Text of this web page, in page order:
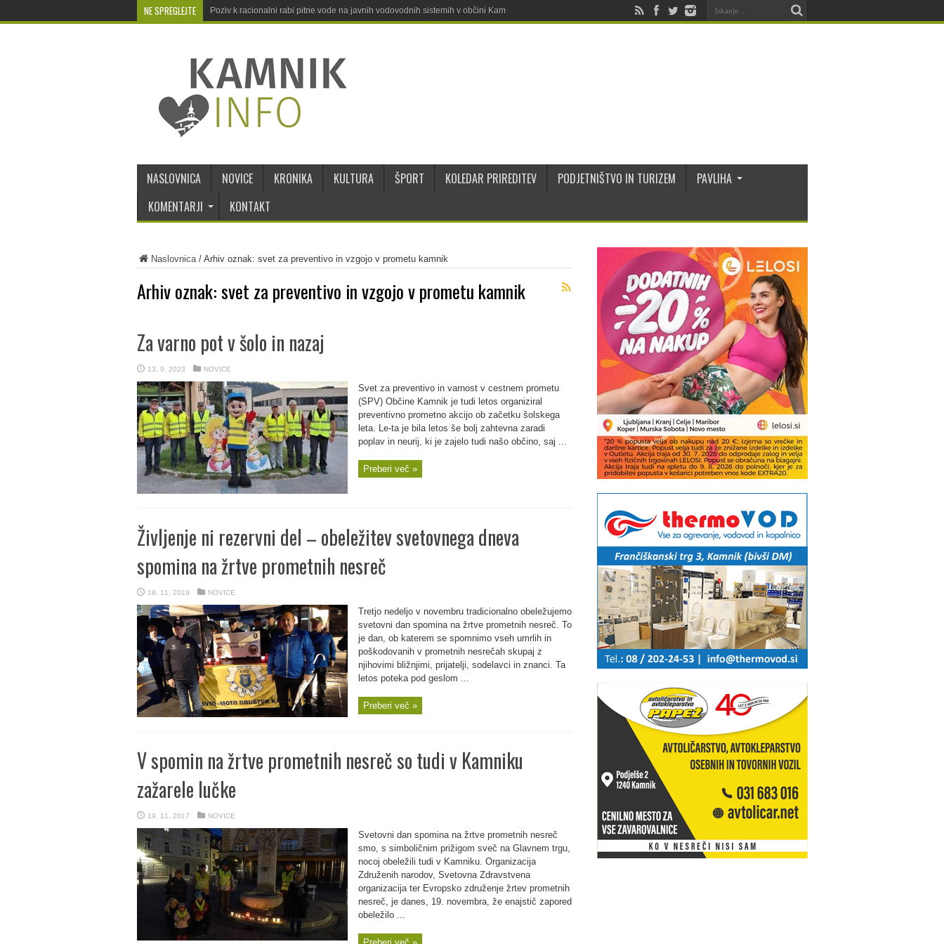
NE SPREGLEJTE Poziv k racionalni rabi pitne vode na javnih vodovodnih sistemih v občini Kamnik
NASLOVNICA NOVICE KRONIKA KULTURA ŠPORT KOLEDAR PRIREDITEV PODJETNIŠTVO IN TURIZEM
PAVLIHA
KOMENTARJI
KONTAKT
Naslovnica/ Arhiv oznak: svet za preventivo in vzgojo v prometu kamnik
Arhiv oznak:svet za preventivo in vzgojo v prometu kamnik
Za varno pot v šolo in nazaj
13. 9. 2023 NOVICE
Svet za preventivo in varnost v cestnem prometu
(SPV) Občine Kamnik je tudi letos organiziral
preventivno prometno akcijo ob začetku šolskega
leta. Le-ta je bila letos še bolj zahtevna zaradi
poplav in neurij, ki je zajelo tudi našo občino, saj ...
Preberi več »
Življenje ni rezervni del – obeležitev svetovnega dneva
spomina na žrtve prometnih nesreč
18. 11. 2019 NOVICE
Tretjo nedeljo v novembru tradicionalno obeležujemo
svetovni dan spomina na žrtve prometnih nesreč. To
je dan, ob katerem se spomnimo vseh umrlih in
poškodovanih v prometnih nesrečah skupaj z
njihovimi bližnjimi, prijatelji, sodelavci in znanci. Ta
letos poteka pod geslom ...
Preberi več »
V spomin na žrtve prometnih nesreč so tudi v Kamniku
zažarele lučke
19. 11. 2017 NOVICE
Svetovni dan spomina na žrtve prometnih nesreč
smo, s simboličnim prižigom sveč na Glavnem trgu,
nocoj obeležili tudi v Kamniku. Organizacija
Združenih narodov, Svetovna Zdravstvena
organizacija ter Evropsko združenje žrtev prometnih
nesreč, je danes, 19. novembra, že enajstič zapored
obeležilo ...